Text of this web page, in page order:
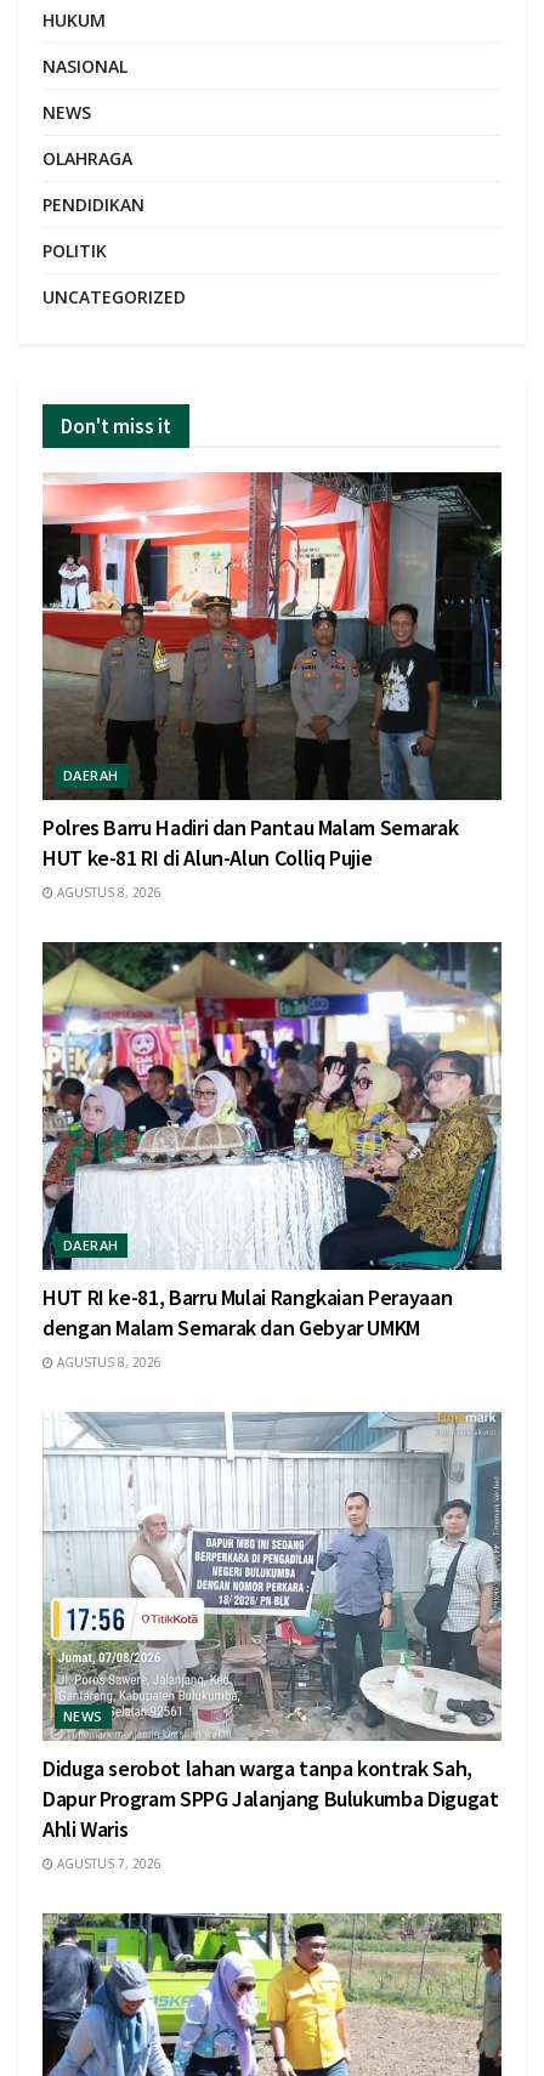
HUKUM
NASIONAL
NEWS
OLAHRAGA
PENDIDIKAN
POLITIK
UNCATEGORIZED
Don't miss it
DAERAH
Polres Barru Hadiri dan Pantau Malam Semarak
HUT ke-81 RI di Alun-Alun Colliq Pujie
AGUSTUS 8, 2026
DAERAH
HUT RI ke-81, Barru Mulai Rangkaian Perayaan
dengan Malam Semarak dan Gebyar UMKM
AGUSTUS 8, 2026
NEWS
Diduga serobot lahan warga tanpa kontrak Sah,
Dapur Program SPPG Jalanjang Bulukumba Digugat
Ahli Waris
AGUSTUS 7, 2026